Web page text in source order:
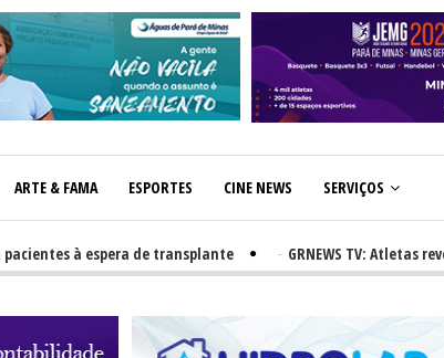
ARTE & FAMA ESPORTES CINE NEWS SERVIÇOS
à espera de transplante GRNEWS TV: Atletas